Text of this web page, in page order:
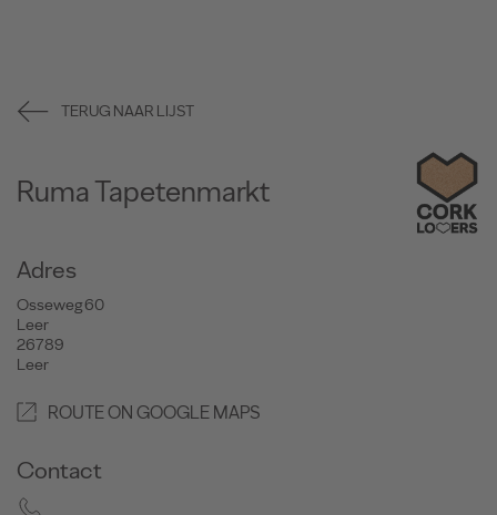
TERUG NAAR LIJST
Ruma Tapetenmarkt
Adres
Osseweg 60
Leer
26789
Leer
ROUTE ON GOOGLE MAPS
Contact